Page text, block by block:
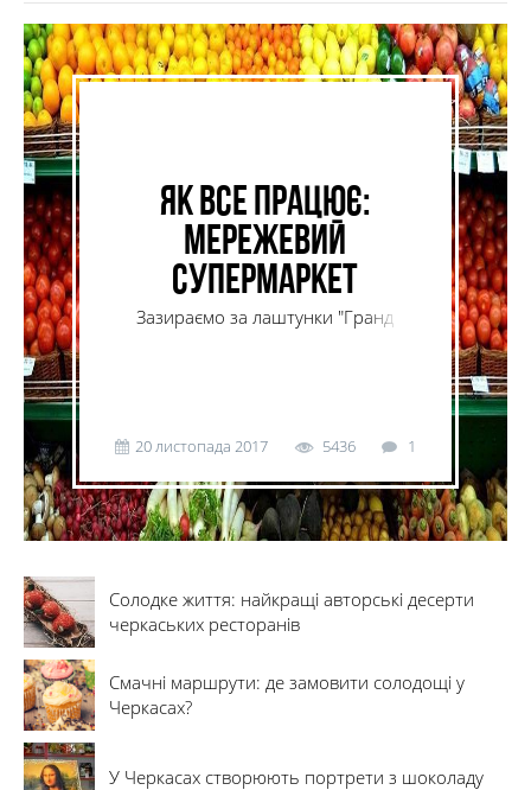
Як все працює:
мережевий
супермаркет
Зазираємо за лаштунки "Гранд
Маркету".
20 листопада 2017 5436 1
Солодке життя: найкращі авторські десерти
черкаських ресторанів
Смачні маршрути: де замовити солодощі у
Черкасах?
У Черкасах створюють портрети з шоколаду